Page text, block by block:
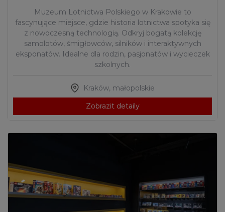
Muzeum Lotnictwa Polskiego w Krakowie to
fascynujące miejsce, gdzie historia lotnictwa spotyka się
z nowoczesną technologią. Odkryj bogatą kolekcję
samolotów, śmigłowców, silników i interaktywnych
eksponatów. Idealne dla rodzin, pasjonatów i wycieczek
szkolnych.
Kraków, małopolskie
Zobrazit detaily